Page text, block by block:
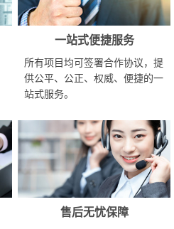
一站式便捷服务
所有项目均可签署合作协议，提
供公平、公正、权威、便捷的一
站式服务。
售后无忧保障